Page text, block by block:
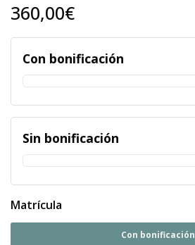
360,00€
Con bonificación
Sin bonificación
Matrícula
Con bonificación